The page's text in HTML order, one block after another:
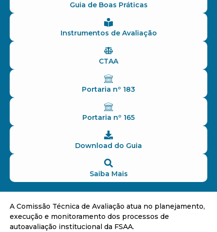
Guia de Boas Práticas
Instrumentos de Avaliação
CTAA
Portaria nº 183
Portaria nº 165
Download do Guia
Saiba Mais
A Comissão Técnica de Avaliação atua no planejamento,
execução e monitoramento dos processos de
autoavaliação institucional da FSAA.